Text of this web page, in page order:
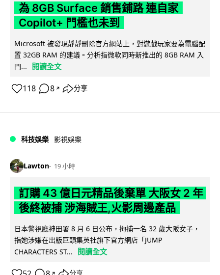
為 8GB Surface 銷售鋪路 連自家
Copilot+ 門檻也未到
Microsoft 被發現靜靜刪除官方網站上，對遊戲玩家要為電腦配
置 32GB RAM 的建議。分析指微軟同時新推出的 8GB RAM 入
門...
閱讀全文
118 8 ↗ 分享
科技娛樂 影視娛樂
Lawton 19 小時
訂購 43 億日元精品後棄單 大阪女 2 年
後終被捕 涉海賊王,火影周邊產品
日本警視廳神田署 8 月 6 日公布，拘捕一名 32 歲大阪女子，
指她涉嫌在出版巨頭集英社旗下官方網店「JUMP
CHARACTERS ST...
閱讀全文
↗